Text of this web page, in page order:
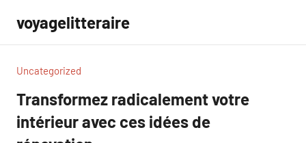
contenu
voyagelitteraire
Uncategorized
Transformez radicalement votre
intérieur avec ces idées de